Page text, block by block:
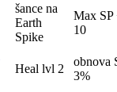
šance na
Earth
Spike
Max SP
10
Heal lvl 2
obnova
3%